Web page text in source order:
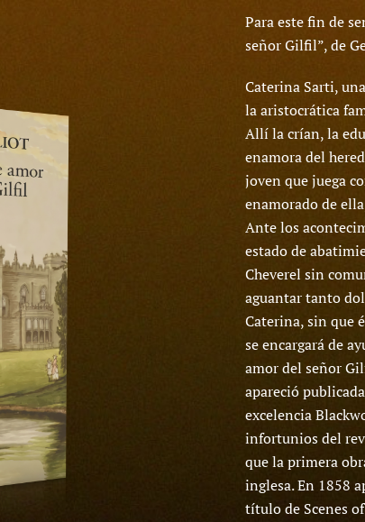
Para este fin de
señor Gilfil”, de
Caterina Sarti,
la aristocrática
Allí la crían, la
enamora del
joven que juega
enamorado de
Ante los
estado de
Cheverel sin
aguantar tanto
Caterina, sin que
se encargará de
amor del señor
apareció
excelencia
infortunios del
que la primera
inglesa. En 1858
título de Scenes